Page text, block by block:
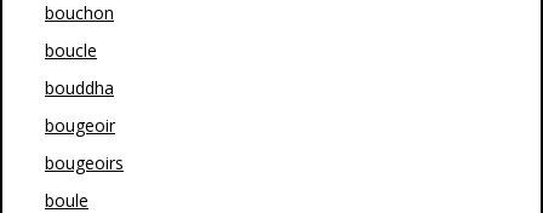
bouchon
boucle
bouddha
bougeoir
bougeoirs
boule